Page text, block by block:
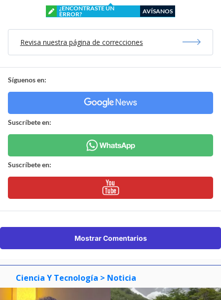
¿ENCONTRASTE UN
ERROR?
AVÍSANOS
Revisa nuestra página de correcciones
Síguenos en:
Suscríbete en:
Suscríbete en:
Mostrar Comentarios
Ciencia Y Tecnología > Noticia